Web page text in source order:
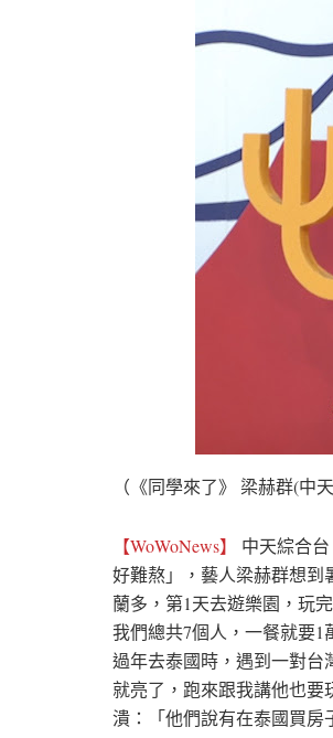
（《同學來了》 梁赫群(中
【WoWoNews】
中天綜合
好難熬」，藝人梁赫群想到
蘭多，第1天去遊樂園，玩
我們總共7個人，一餐就要
過年去泰國時，遇到一對台
就亮了，跑來跟我講他也要
潰：「他們說有在泰國買房